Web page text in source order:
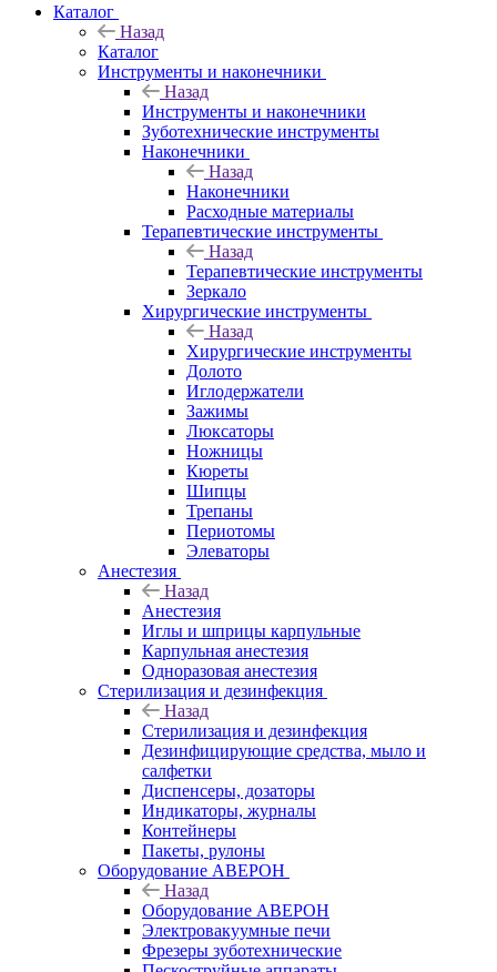
Каталог
Назад
Каталог
Инструменты и наконечники
Назад
Инструменты и наконечники
Зуботехнические инструменты
Наконечники
Назад
Наконечники
Расходные материалы
Терапевтические инструменты
Назад
Терапевтические инструменты
Зеркало
Хирургические инструменты
Назад
Хирургические инструменты
Долото
Иглодержатели
Зажимы
Люксаторы
Ножницы
Кюреты
Шипцы
Трепаны
Периотомы
Элеваторы
Анестезия
Назад
Анестезия
Иглы и шприцы карпульные
Карпульная анестезия
Одноразовая анестезия
Стерилизация и дезинфекция
Назад
Стерилизация и дезинфекция
Дезинфицирующие средства, мыло и
салфетки
Диспенсеры, дозаторы
Индикаторы, журналы
Контейнеры
Пакеты, рулоны
Оборудование АВЕРОН
Назад
Оборудование АВЕРОН
Электровакуумные печи
Фрезеры зуботехнические